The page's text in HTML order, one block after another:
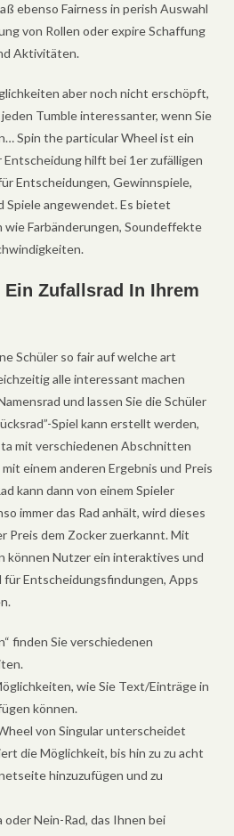
ebenso Fairness in perish Auswahl
von Rollen oder expire Schaffung
Aktivitäten.
aber noch nicht erschöpft,
Tumble interessanter, wenn Sie
Spin the particular Wheel ist ein
Entscheidung hilft bei 1er zufälligen
Entscheidungen, Gewinnspiele,
angewendet. Es bietet
Farbänderungen, Soundeffekte
Ein Zufallsrad In Ihrem
Schüler so fair auf welche art
alle interessant machen
und lassen Sie die Schüler
Spiel kann erstellt werden,
mit verschiedenen Abschnitten
einem anderen Ergebnis und Preis
kann dann von einem Spieler
immer das Rad anhält, wird dieses
Preis dem Zocker zuerkannt. Mit
können Nutzer ein interaktives und
Entscheidungsfindungen, Apps
finden Sie verschiedenen
wie Sie Text/Einträge in
können.
von Singular unterscheidet
die Möglichkeit, bis hin zu zu acht
hinzuzufügen und zu
oder Nein-Rad, das Ihnen bei